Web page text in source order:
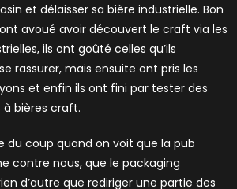
et délaisser sa bière industrielle. Bon
avoué avoir découvert le craft via les
ils ont goûté celles qu’ils
rassurer, mais ensuite ont pris les
et enfin ils ont fini par tester des
bières craft.
du coup quand on voit que la pub
contre nous, que le packaging
d’autre que rediriger une partie des